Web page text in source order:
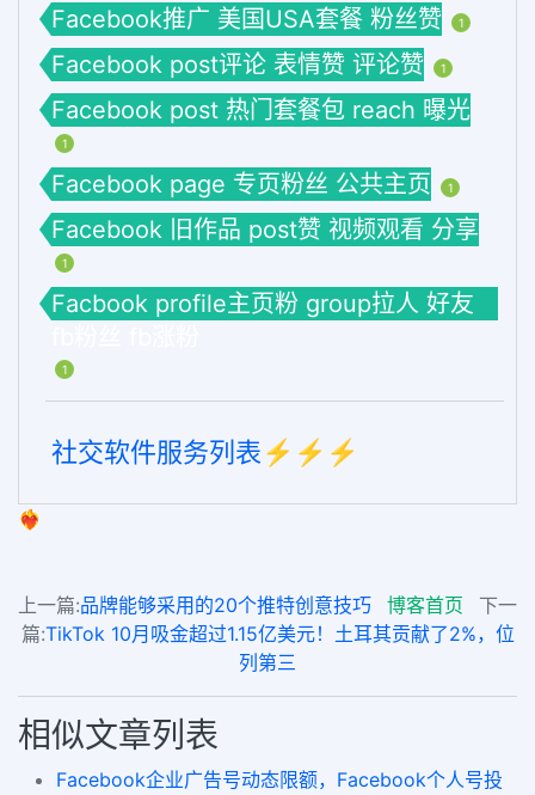
Facebook推广 美国USA套餐 粉丝赞 1
Facebook post评论 表情赞 评论赞 1
Facebook post 热门套餐包 reach 曝光
1
Facebook page 专页粉丝 公共主页 1
Facebook 旧作品 post赞 视频观看 分享
1
Facbook profile主页粉 group拉人 好友
1
社交软件服务列表⚡️⚡️⚡️
❤️‍🔥
上一篇:品牌能够采用的20个推特创意技巧 博客首页
下一
篇:TikTok 10月吸金超过1.15亿美元！土耳其贡献了2%，位
列第三
相似文章列表
Facebook企业广告号动态限额，Facebook个人号投